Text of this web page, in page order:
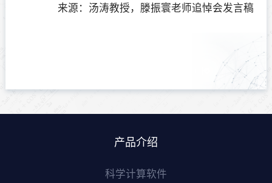
来源：汤涛教授，滕振寰老师追悼会发言稿
产品介绍
科学计算软件